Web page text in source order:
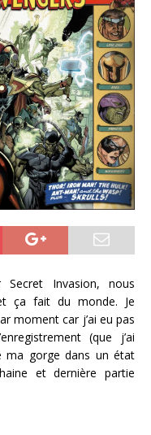
Invasion, nous
ça fait du monde. Je
moment car j’ai eu pas
(que j’ai
ma gorge dans un état
et dernière partie